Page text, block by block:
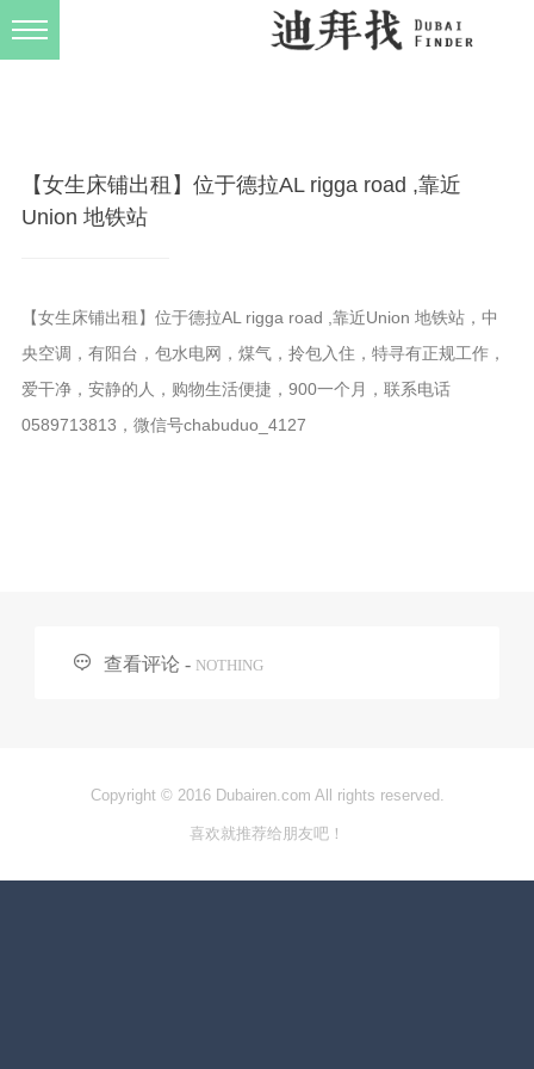
【女生床铺出租】位于德拉AL rigga road ,靠近
Union 地铁站
【女生床铺出租】位于德拉AL rigga road ,靠近Union 地铁站，中
央空调，有阳台，包水电网，煤气，拎包入住，特寻有正规工作，
爱干净，安静的人，购物生活便捷，900一个月，联系电话
0589713813，微信号chabuduo_4127
 查看评论 - NOTHING
Copyright © 2016 Dubairen.com All rights reserved.
喜欢就推荐给朋友吧！